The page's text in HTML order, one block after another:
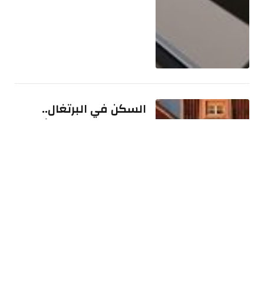
السكن في البرتغال..
لماذا لا تكفي 400 ألف